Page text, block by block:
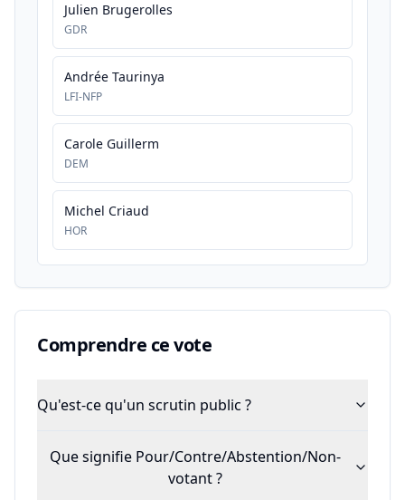
Julien Brugerolles
GDR
Andrée Taurinya
LFI-NFP
Carole Guillerm
DEM
Michel Criaud
HOR
Comprendre ce vote
Qu'est-ce qu'un scrutin public ?
Que signifie Pour/Contre/Abstention/Non-
votant ?